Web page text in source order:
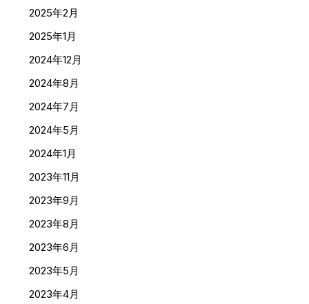
2025年2月
2025年1月
2024年12月
2024年8月
2024年7月
2024年5月
2024年1月
2023年11月
2023年9月
2023年8月
2023年6月
2023年5月
2023年4月